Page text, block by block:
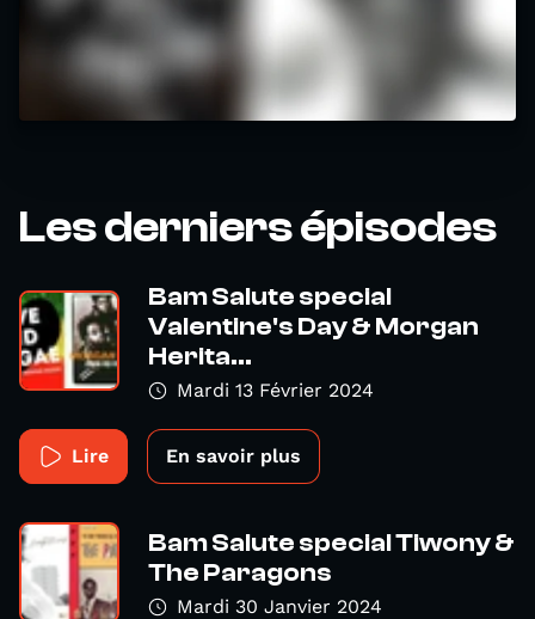
Les derniers épisodes
Bam Salute special
Valentine's Day & Morgan
Herita...
Mardi 13 Février 2024
Lire En savoir plus
Bam Salute special Tiwony &
The Paragons
Mardi 30 Janvier 2024